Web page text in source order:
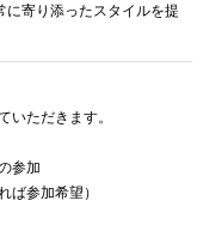
寄り添ったスタイルを提
いただきます。
参加
ば参加希望）